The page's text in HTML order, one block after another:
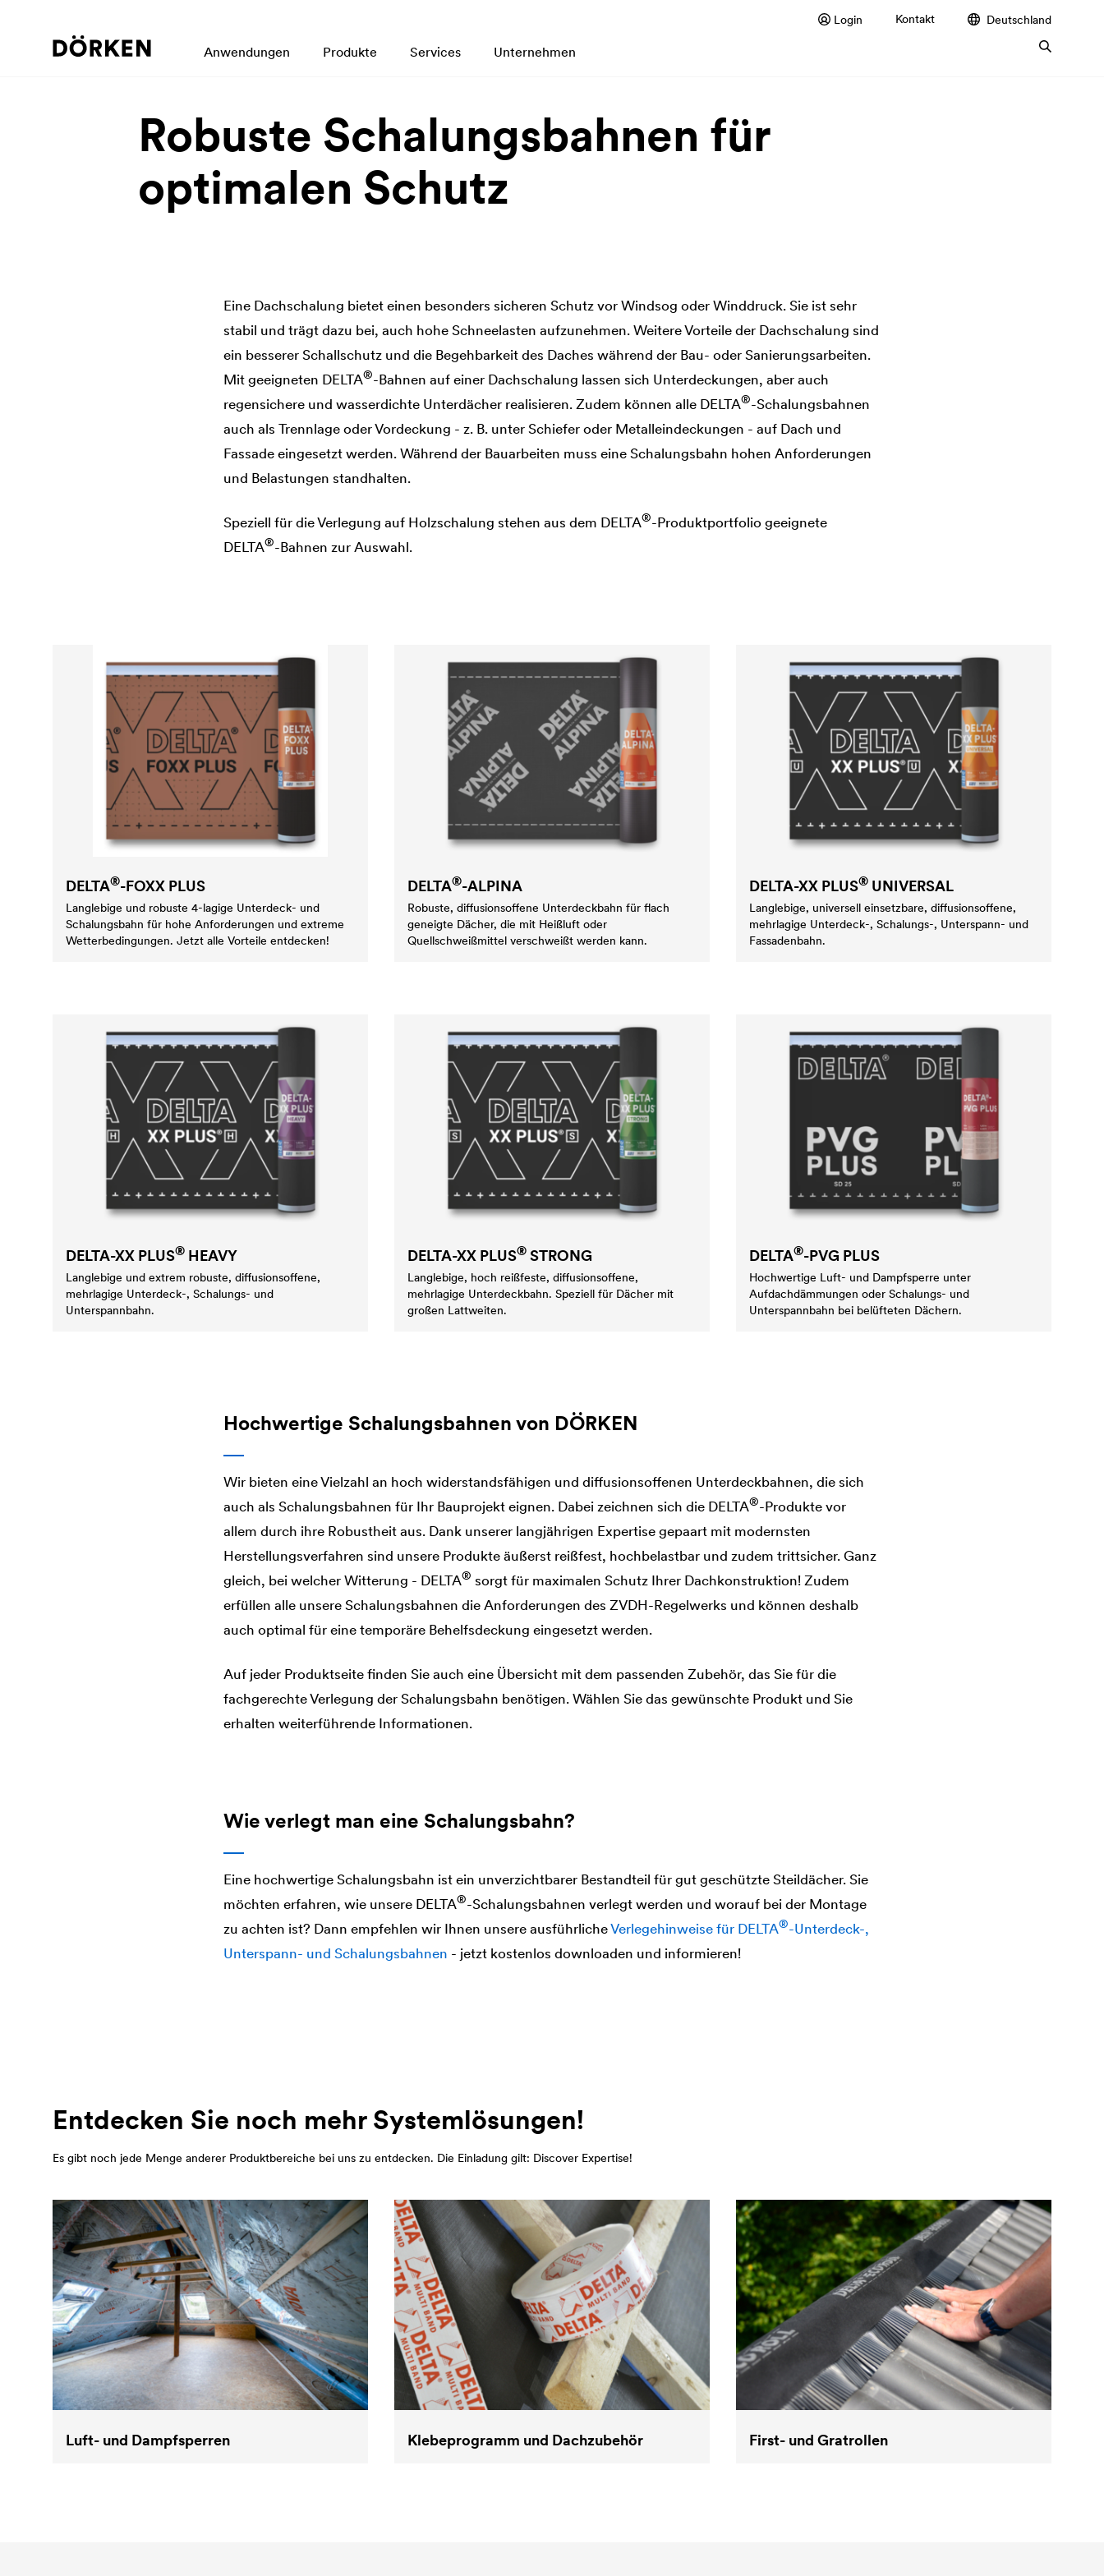
Login Kontakt Deutschland
Anwendungen Produkte Services Unternehmen
Robuste Schalungsbahnen für
optimalen Schutz
Eine Dachschalung bietet einen besonders sicheren Schutz vor Windsog oder Winddruck. Sie ist sehr
stabil und trägt dazu bei, auch hohe Schneelasten aufzunehmen. Weitere Vorteile der Dachschalung sind
ein besserer Schallschutz und die Begehbarkeit des Daches während der Bau- oder Sanierungsarbeiten.
Mit geeigneten DELTA®-Bahnen auf einer Dachschalung lassen sich Unterdeckungen, aber auch
regensichere und wasserdichte Unterdächer realisieren. Zudem können alle DELTA®-Schalungsbahnen
auch als Trennlage oder Vordeckung - z. B. unter Schiefer oder Metalleindeckungen - auf Dach und
Fassade eingesetzt werden. Während der Bauarbeiten muss eine Schalungsbahn hohen Anforderungen
und Belastungen standhalten.
Speziell für die Verlegung auf Holzschalung stehen aus dem DELTA®-Produktportfolio geeignete
DELTA®-Bahnen zur Auswahl.
DELTA®-FOXX PLUS
Langlebige und robuste 4-lagige Unterdeck- und
Schalungsbahn für hohe Anforderungen und extreme
Wetterbedingungen. Jetzt alle Vorteile entdecken!
DELTA®-ALPINA
Robuste, diffusionsoffene Unterdeckbahn für flach
geneigte Dächer, die mit Heißluft oder
Quellschweißmittel verschweißt werden kann.
DELTA-XX PLUS®UNIVERSAL
Langlebige, universell einsetzbare, diffusionsoffene,
mehrlagige Unterdeck-, Schalungs-, Unterspann- und
Fassadenbahn.
DELTA-XX PLUS® HEAVY
Langlebige und extrem robuste, diffusionsoffene,
mehrlagige Unterdeck-, Schalungs- und
Unterspannbahn.
DELTA-XX PLUS®STRONG
Langlebige, hoch reißfeste, diffusionsoffene,
mehrlagige Unterdeckbahn. Speziell für Dächer mit
großen Lattweiten.
DELTA®-PVG PLUS
Hochwertige Luft- und Dampfsperre unter
Aufdachdämmungen oder Schalungs- und
Unterspannbahn bei belüfteten Dächern.
Hochwertige Schalungsbahnen von DÖRKEN
Wir bieten eine Vielzahl an hoch widerstandsfähigen und diffusionsoffenen Unterdeckbahnen, die sich
auch als Schalungsbahnen für Ihr Bauprojekt eignen. Dabei zeichnen sich die DELTA®-Produkte vor
allem durch ihre Robustheit aus. Dank unserer langjährigen Expertise gepaart mit modernsten
Herstellungsverfahren sind unsere Produkte äußerst reißfest, hochbelastbar und zudem trittsicher. Ganz
gleich, bei welcher Witterung - DELTA® sorgt für maximalen Schutz Ihrer Dachkonstruktion! Zudem
erfüllen alle unsere Schalungsbahnen die Anforderungen des ZVDH-Regelwerks und können deshalb
auch optimal für eine temporäre Behelfsdeckung eingesetzt werden.
Auf jeder Produktseite finden Sie auch eine Übersicht mit dem passenden Zubehör, das Sie für die
fachgerechte Verlegung der Schalungsbahn benötigen. Wählen Sie das gewünschte Produkt und Sie
erhalten weiterführende Informationen.
Wie verlegt man eine Schalungsbahn?
Eine hochwertige Schalungsbahn ist ein unverzichtbarer Bestandteil für gut geschützte Steildächer. Sie
möchten erfahren, wie unsere DELTA®-Schalungsbahnen verlegt werden und worauf bei der Montage
zu achten ist? Dann empfehlen wir Ihnen unsere ausführlicheVerlegehinweise für DELTA®-Unterdeck-,
Unterspann- und Schalungsbahnen - jetzt kostenlos downloaden und informieren!
Entdecken Sie noch mehr Systemlösungen!
Es gibt noch jede Menge anderer Produktbereiche bei uns zu entdecken. Die Einladung gilt: Discover Expertise!
Luft- und Dampfsperren Klebeprogramm und Dachzubehör First- und Gratrollen